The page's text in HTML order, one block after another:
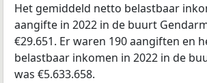
Het gemiddeld netto belastbaar
aangifte in 2022 in de buurt
€29.651. Er waren 190 aangiften en
belastbaar inkomen in 2022 in de
was €5.633.658.